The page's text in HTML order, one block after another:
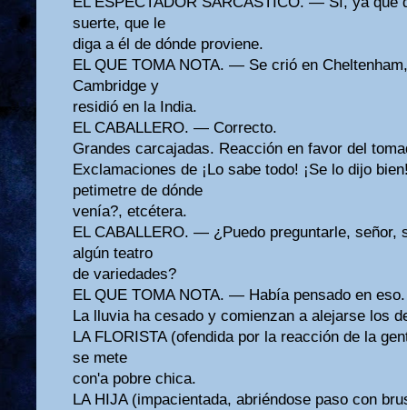
suerte, que le
diga a él de dónde proviene.
EL QUE TOMA NOTA. — Se crió en
Cambridge y
residió en la India.
EL CABALLERO. — Correcto.
Grandes carcajadas. Reacción en favor del
Exclamaciones de ¡Lo sabe todo! ¡Se lo dijo
petimetre de dónde
venía?, etcétera.
EL CABALLERO. — ¿Puedo preguntarle, señor,
algún teatro
de variedades?
EL QUE TOMA NOTA. — Había pensado en
La lluvia ha cesado y comienzan a alejarse los
LA FLORISTA (ofendida por la reacción de la
se mete
con'a pobre chica.
LA HIJA (impacientada, abriéndose paso con